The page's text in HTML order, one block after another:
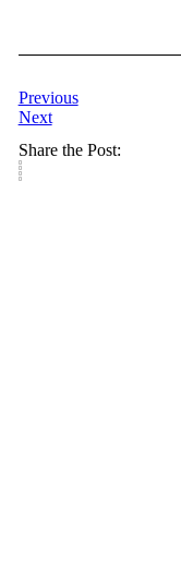
Previous
Next
Share the Post: